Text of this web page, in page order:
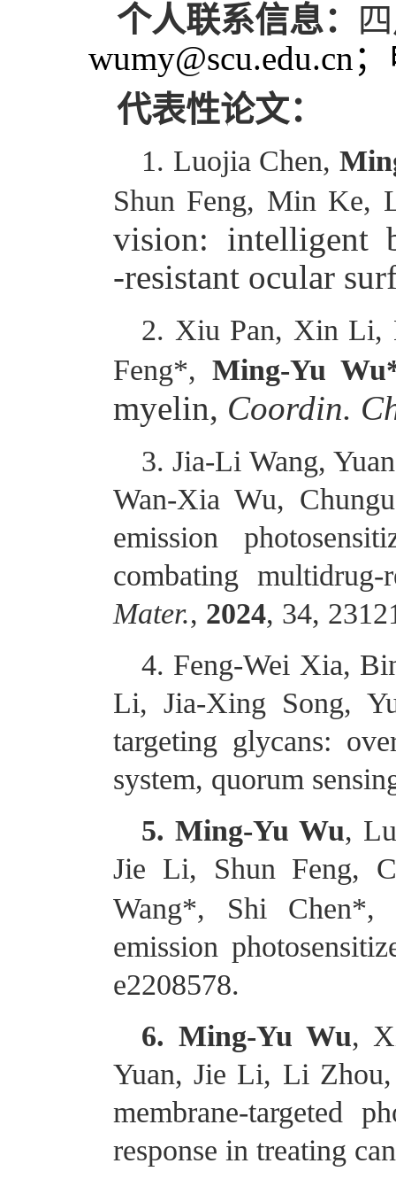
个人联系信息：
wumy@scu.edu.cn
代表性论文：
1. Luojia Chen,
Shun Feng, Min Ke,
vision: intelligent
‐resistant ocular
2. Xiu Pan, Xin Li,
Feng*, Ming-Yu Wu
myelin, Coordin.
3. Jia-Li Wang,
Wan-Xia Wu,
emission
combating
Mater., 2024, 34,
4. Feng-Wei Xia,
Li, Jia-Xing Song,
targeting glycans:
system, quorum
5. Ming-Yu Wu,
Jie Li, Shun Feng,
Wang*, Shi Chen*,
emission
e2208578.
6. Ming-Yu Wu,
Yuan, Jie Li, Li
membrane-targeted
response in treating